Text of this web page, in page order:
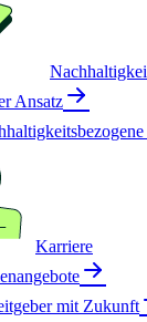
Ansatz
Karriere
mit Zukunft